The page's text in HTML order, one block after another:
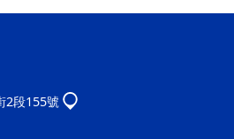
2段155號